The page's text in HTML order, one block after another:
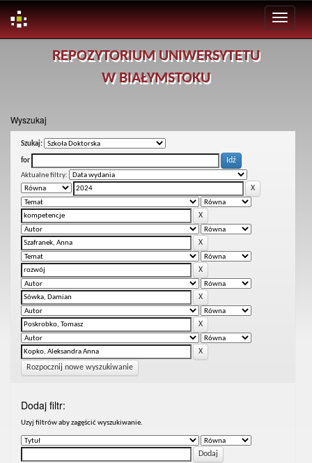
REPOZYTORIUM UNIWERSYTETU
W BIAŁYMSTOKU
Wyszukaj
Szukaj:
for
Aktualne filtry:
Rozpocznij nowe wyszukiwanie
Dodaj filtr:
Uzyj filtrów aby zagęścić wyszukiwanie.